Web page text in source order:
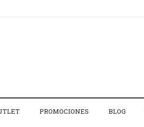
PROMOCIONES BLOG